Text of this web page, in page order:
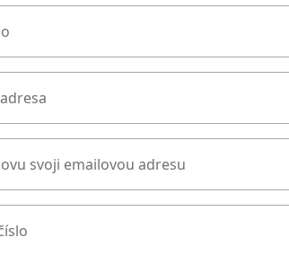
svoji emailovou adresu